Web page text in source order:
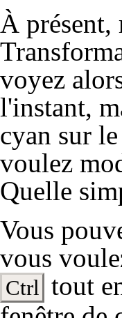
À présent,
voyez
l'instant,
cyan sur
voulez
Quelle
Vous
vous
Ctrl tout